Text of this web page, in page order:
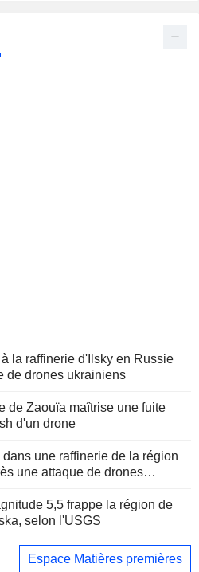
la raffinerie d'Ilsky en Russie
de drones ukrainiens
de Zaouïa maîtrise une fuite
d'un drone
une raffinerie de la région
une attaque de drones
5,5 frappe la région de
selon l'USGS
Espace Matières premières